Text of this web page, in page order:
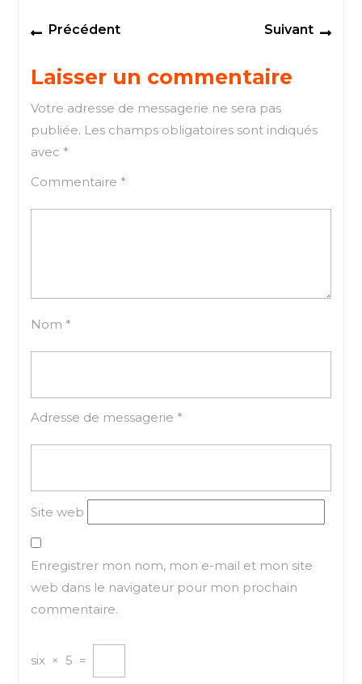
Navigation
de
l’article
PrécédentPrevious
Suivant
Laisser un commentaire
Votre adresse de messagerie ne sera pas
publiée. Les champs obligatoires sont indiqués
avec *
Commentaire *
Nom *
Adresse de messagerie *
Site web
Enregistrer mon nom, mon e-mail et mon site
web dans le navigateur pour mon prochain
commentaire.
six × 5 =